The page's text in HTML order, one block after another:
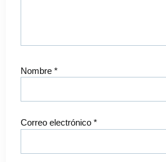
Nombre *
Correo electrónico *